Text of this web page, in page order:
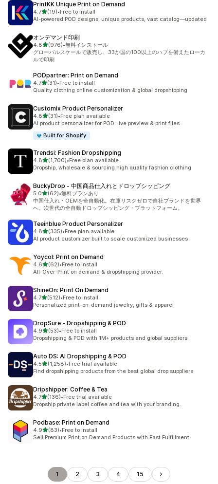
PrintKK Unique Print on Demand
4.75つ星中
(19)
合計レビュー数：19件
•Free to install
AI-powered POD designs, unique products, vast catalog—updated
オンデマンド印刷
4.85つ星中
(976)
合計レビュー数：976件
•無料インストール
グローバルスケールで販売し、33か国の100以上のハブを備えたローカ
ルで印刷
PODpartner: Print on Demand
4.75つ星中
(31)
合計レビュー数：31件
•Free to install
Quality clothing online customization & global dropshipping
Customix Product Personalizer
4.85つ星中
(31)
合計レビュー数：31件
•Free plan available
AI product personalizer for POD: live preview & print files
Built for Shopify
Trendsi: Fashion Dropshipping
4.85つ星中
(1,700)
合計レビュー数：1700件
•Free plan available
Dropship, wholesale & sourcing high quality fashion clothing
BuckyDrop ‑ 中国商品仕入れとドロップシッピング
5.05つ星中
(62)
合計レビュー数：62件
•無料プランあり
中国仕入れ・OEMを全自動化。在庫リスクゼロで自社ブランドを世界
へ。次世代の全自動ドロップシッピング・プラットフォーム。
Teeinblue Product Personalizer
4.85つ星中
(335)
合計レビュー数：335件
•Free plan available
AI product customizer built to scale customized businesses
Yoycol: Print on Demand
4.65つ星中
(62)
合計レビュー数：62件
•Free to install
All-Over-Print on demand & dropshipping provider.
ShineOn: Print On Demand
4.75つ星中
(512)
合計レビュー数：512件
•Free to install
Personalized print-on-demand jewelry, gifts & apparel
DropSure ‑ Dropshipping & POD
4.95つ星中
(53)
合計レビュー数：53件
•Free to install
Dropshipping & POD with 1M+ products and global suppliers
Auto DS: AI Dropshipping & POD
4.55つ星中
(1,258)
合計レビュー数：1258件
•Free trial available
Find dropshipping products from the best global drop suppliers
Dripshipper: Coffee & Tea
4.75つ星中
(136)
合計レビュー数：136件
•Free trial available
Dropship private label coffee and tea with your branding.
Podbase: Print on Demand
4.95つ星中
(83)
合計レビュー数：83件
•Free to install
Sell Premium Print on Demand Products with Fast Fulfillment
1 2 3 4 15